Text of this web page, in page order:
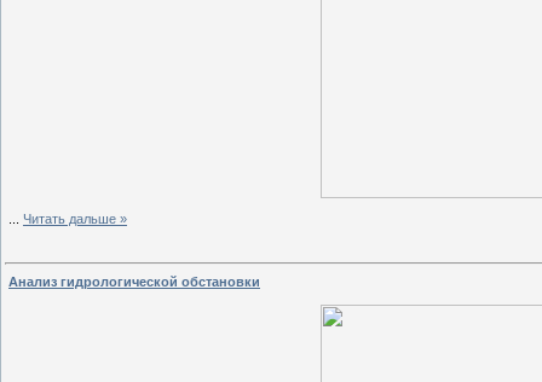
Читать дальше »
Анализ гидрологической oбстанoвки